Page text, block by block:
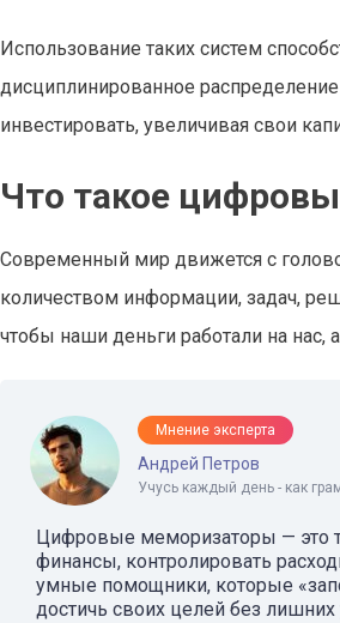
Использование таких систем
дисциплинированное
инвестировать, увеличивая свои
Что такое
Современный мир движется с
количеством информации, задач,
чтобы наши деньги работали на нас,
Мнение эксперта
Андрей Петров
Учусь каждый день - как
Цифровые меморизаторы — это
финансы, контролировать
умные помощники, которые
достичь своих целей без лишних